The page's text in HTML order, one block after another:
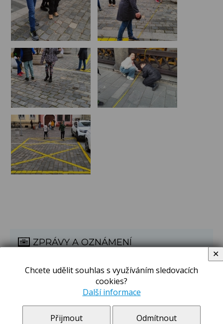
ZPRÁVY A OZNÁMENÍ
Aktuality
Novinky Břilice
Chcete udělit souhlas s využíváním sledovacích
cookies?
Další informace
Přijmout Odmítnout
✕